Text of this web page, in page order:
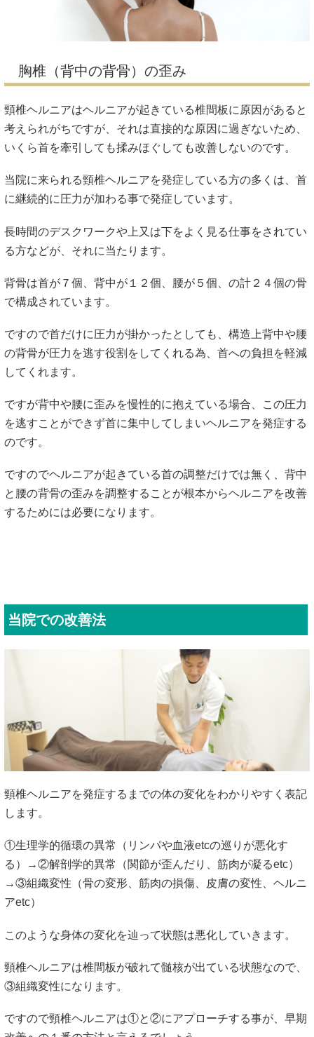
胸椎（背中の背骨）の歪み
頸椎ヘルニアはヘルニアが起きている椎間板に原因があると
考えられがちですが、それは直接的な原因に過ぎないため、
いくら首を牽引しても揉みほぐしても改善しないのです。
当院に来られる頸椎ヘルニアを発症している方の多くは、首
に継続的に圧力が加わる事で発症しています。
長時間のデスクワークや上又は下をよく見る仕事をされてい
る方などが、それに当たります。
背骨は首が７個、背中が１２個、腰が５個、の計２４個の骨
で構成されています。
ですので首だけに圧力が掛かったとしても、構造上背中や腰
の背骨が圧力を逃す役割をしてくれる為、首への負担を軽減
してくれます。
ですが背中や腰に歪みを慢性的に抱えている場合、この圧力
を逃すことができず首に集中してしまいヘルニアを発症する
のです。
ですのでヘルニアが起きている首の調整だけでは無く、背中
と腰の背骨の歪みを調整することが根本からヘルニアを改善
するためには必要になります。
当院での改善法
頸椎ヘルニアを発症するまでの体の変化をわかりやすく表記
します。
①生理学的循環の異常（リンパや血液etcの巡りが悪化す
る）→②解剖学的異常（関節が歪んだり、筋肉が凝るetc）
→③組織変性（骨の変形、筋肉の損傷、皮膚の変性、ヘルニ
アetc）
このような身体の変化を辿って状態は悪化していきます。
頸椎ヘルニアは椎間板が破れて髄核が出ている状態なので、
③組織変性になります。
ですので頸椎ヘルニアは①と②にアプローチする事が、早期